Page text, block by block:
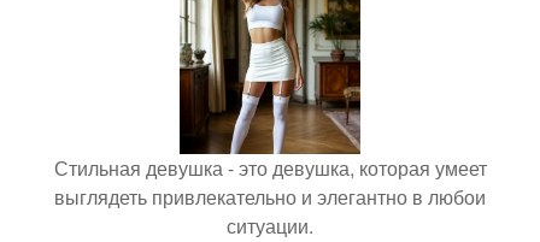
Стильная девушка - это девушка, которая умеет
выглядеть привлекательно и элегантно в любои
ситуации.